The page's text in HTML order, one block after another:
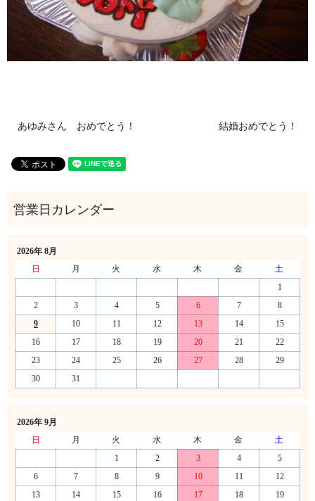
あゆみさん おめでとう！ 結婚おめでとう！
2026年 8月
日
月 火 水 木 金
土
1
2
3 4 5 6 7
8
9
10 11 12 13 14
15
16
17 18 19 20 21
22
23
24 25 26 27 28
29
30
31
2026年 9月
日
月 火 水 木 金
土
1
2 3 4
5
6
7 8 9 10 11
12
13
14 15 16 17 18
19